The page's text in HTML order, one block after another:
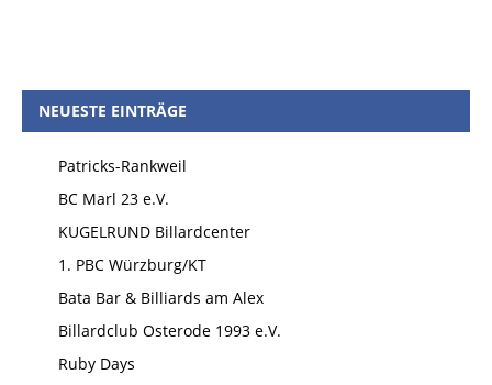
NEUESTE EINTRÄGE
Patricks-Rankweil
BC Marl 23 e.V.
KUGELRUND Billardcenter
1. PBC Würzburg/KT
Bata Bar & Billiards am Alex
Billardclub Osterode 1993 e.V.
Ruby Days